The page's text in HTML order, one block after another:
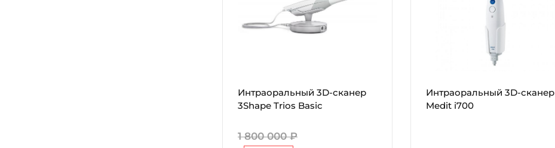
Интраоральный 3D-сканер
3Shape Trios Basic
1 800 000 ₽
Интраоральный 3D-сканер
Medit i700